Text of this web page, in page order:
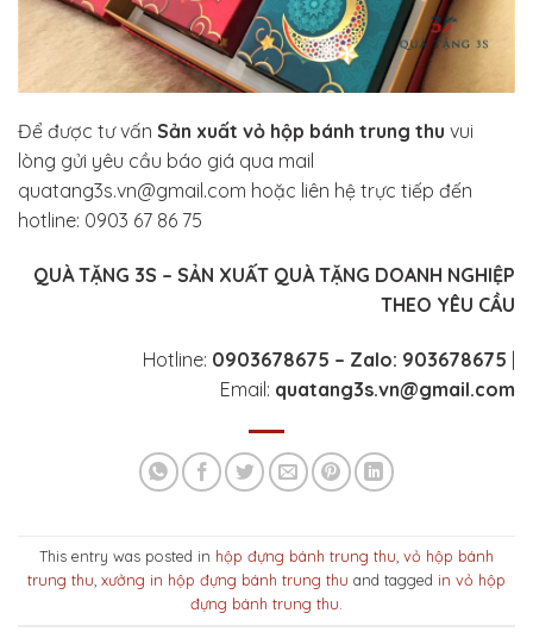
Để được tư vấn Sản xuất vỏ hộp bánh trung thu vui
lòng gửi yêu cầu báo giá qua mail
quatang3s.vn@gmail.com hoặc liên hệ trực tiếp đến
hotline: 0903 67 86 75
QUÀ TẶNG 3S – SẢN XUẤT QUÀ TẶNG DOANH NGHIỆP
THEO YÊU CẦU
Hotline: 0903678675 – Zalo: 903678675 |
Email: quatang3s.vn@gmail.com
This entry was posted in hộp đựng bánh trung thu, vỏ hộp bánh
trung thu, xưởng in hộp đựng bánh trung thu and tagged in vỏ hộp
đựng bánh trung thu.